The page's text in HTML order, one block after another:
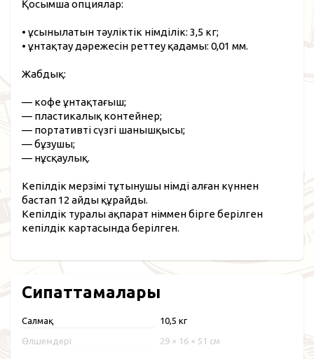
Қосымша опциялар:
• ұсынылатын тәуліктік өнімділік: 3,5 кг;
• ұнтақтау дәрежесін реттеу қадамы: 0,01 мм.
Жабдық:
— кофе ұнтақтағыш;
— пластикалық контейнер;
— портативті сүзгі шанышқысы;
— бұзушы;
— нұсқаулық.
Кепілдік мерзімі тұтынушы өнімді алған күннен
бастап 12 айды құрайды.
Кепілдік туралы ақпарат өніммен бірге берілген
кепілдік картасында берілген.
Сипаттамалары
Салмақ 10,5 кг
Өлшемдері 29 × 16 × 51 см